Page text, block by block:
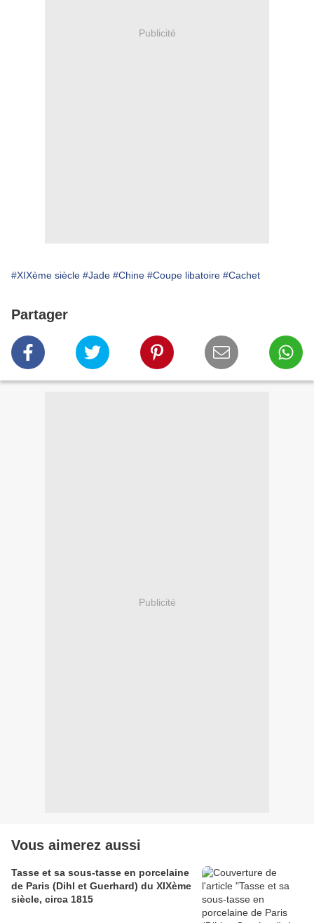
Publicité
#XIXème siècle #Jade #Chine #Coupe libatoire #Cachet
Partager
Publicité
Vous aimerez aussi
Tasse et sa sous-tasse en porcelaine
de Paris (Dihl et Guerhard) du XIXème
siècle, circa 1815